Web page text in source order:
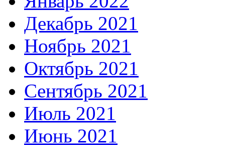
Декабрь 2021
Ноябрь 2021
Октябрь 2021
Сентябрь 2021
Июль 2021
Июнь 2021